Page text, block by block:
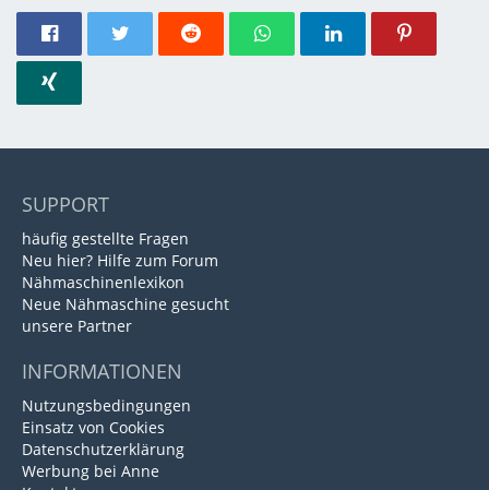
SUPPORT
häufig gestellte Fragen
Neu hier? Hilfe zum Forum
Nähmaschinenlexikon
Neue Nähmaschine gesucht
unsere Partner
INFORMATIONEN
Nutzungsbedingungen
Einsatz von Cookies
Datenschutzerklärung
Werbung bei Anne